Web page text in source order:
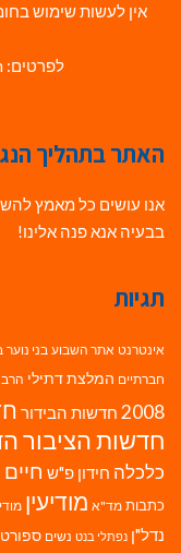
אין לעשות שימוש
לפרטים: Avihai.ZoomAt@gmail.com
האתר בתהליך
אנו עושים כל מאמץ
בבעיה אנא פנה אלינו!
תגיות
אינטרנט אתר השבוע בני נוער
חברתיים המלצת דתילי הרב
2008 חדשות הבידור
חדשות הציבור
כלכלה חידון פ"ש
כתבות מד"א מודיעין
נדל"ן נפתלי בנט נשים ספורט